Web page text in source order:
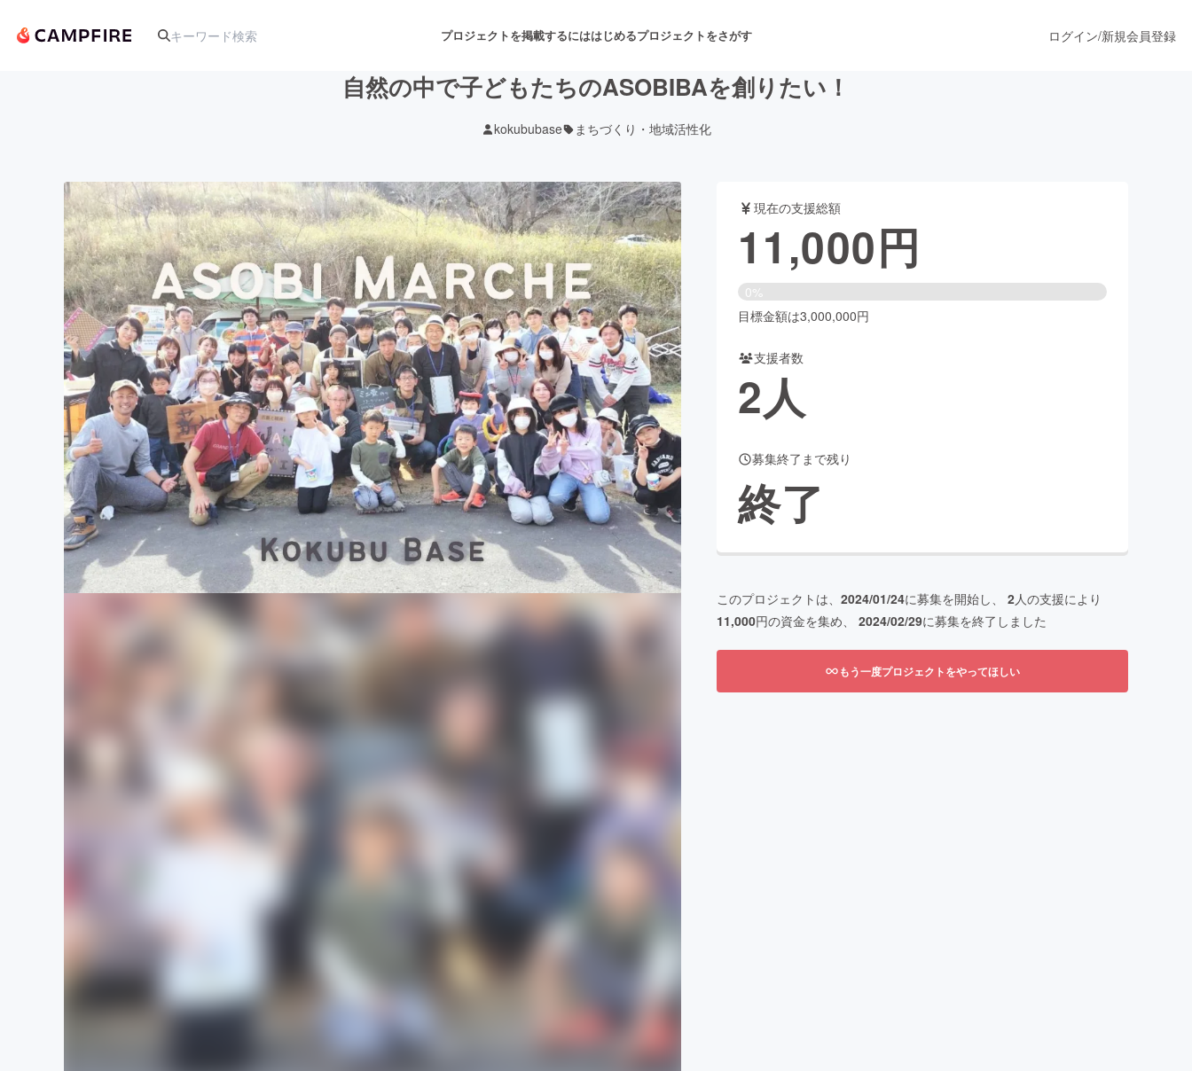
プロジェクトを掲載するにははじめるプロジェクトをさがす
アート・写真 音楽 舞台・パフォーマンス
テクノロジー・ガジェット ゲーム・サービス開発 フード・飲食店 ファッション
映像・映画 書籍・雑誌出版 アニメ・漫画
ビジネス・起業 チャレンジ ビューティー・ヘルスケア
まちづくり・地域活性化
CAMPFIRE for Social Good CAMPFIRE Creation
CAMPFIREふるさと納税machi-yaコミュニティ
ログイン/新規会員登録
自然の中で子どもたちのASOBIBAを創りたい！
kokububase まちづくり・地域活性化
現在の支援総額
11,000円
0%
目標金額は3,000,000円
支援者数
2人
募集終了まで残り
終了
このプロジェクトは、 2024/01/24に募集を開始し、 2人の支援により
11,000円の資金を集め、 2024/02/29に募集を終了しました
もう一度プロジェクトをやってほしい